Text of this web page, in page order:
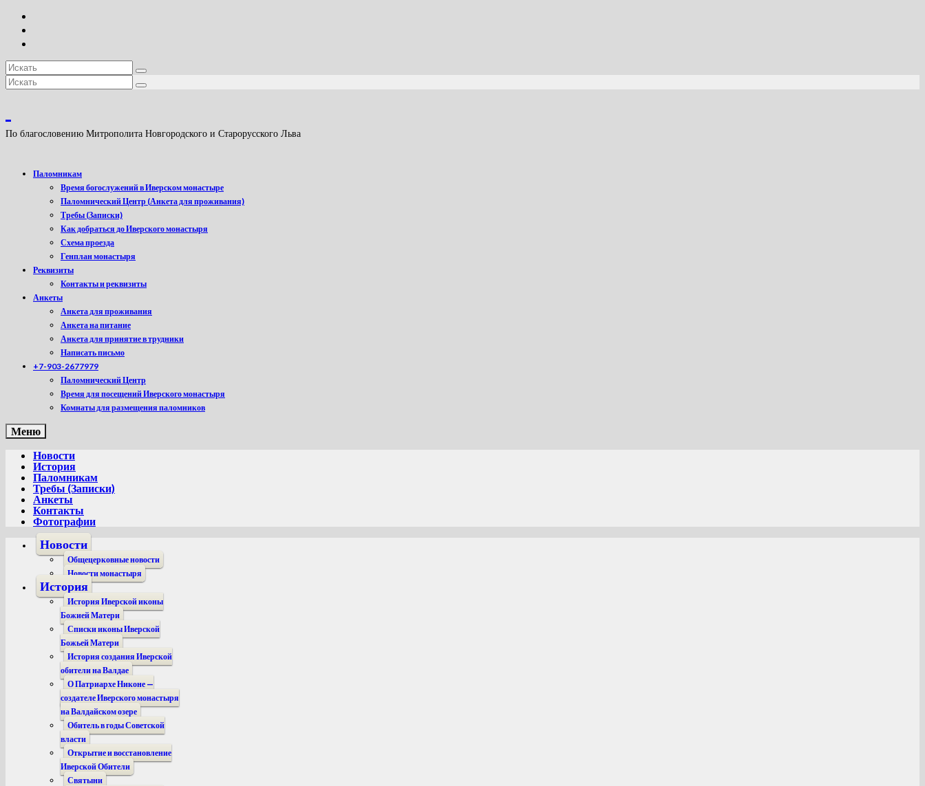
Искать:
Искать:
По благословению Митрополита Новгородского и Старорусского Льва
Паломникам
Время богослужений в Иверском монастыре
Паломнический Центр (Анкета для проживания)
Требы (Записки)
Как добраться до Иверского монастыря
Схема проезда
Генплан монастыря
Реквизиты
Контакты и реквизиты
Анкеты
Анкета для проживания
Анкета на питание
Анкета для принятие в трудники
Написать письмо
+7-903-2677979
Паломнический Центр
Время для посещений Иверского монастыря
Комнаты для размещения паломников
Меню
Новости
История
Паломникам
Требы (Записки)
Анкеты
Контакты
Фотографии
Новости
Общецерковные новости
Новости монастыря
История
История Иверской иконы
Божией Матери
Списки иконы Иверской
Божьей Матери
История создания Иверской
обители на Валдае
О Патриархе Никоне —
создателе Иверского монастыря
на Валдайском озере
Обитель в годы Советской
власти
Открытие и восстановление
Иверской Обители
Святыни